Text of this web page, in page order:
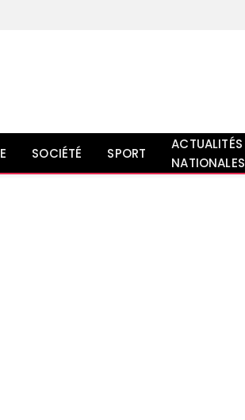
SOCIÉTÉ SPORT
ACTUALITÉS
NATIONALES